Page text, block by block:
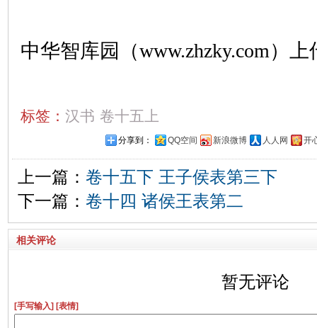
中华智库园（www.zhzky.com）上
标签： 汉书 卷十五上
分享到： QQ空间 新浪微博 人人网 开
上一篇： 卷十五下 王子侯表第三下
下一篇： 卷十四 诸侯王表第二
相关评论
暂无评论
[手写输入] [表情]